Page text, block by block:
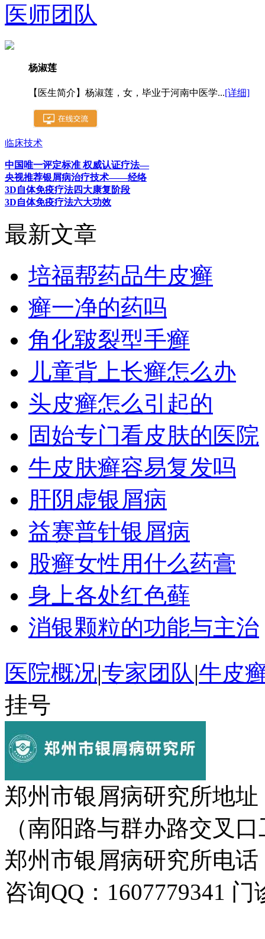
医师团队
杨淑莲
【医生简介】杨淑莲，女，毕业于河南中医学...[详细]
临床技术
中国唯一评定标准 权威认证疗法—
央视推荐银屑病治疗技术——经络
3D自体免疫疗法四大康复阶段
3D自体免疫疗法六大功效
最新文章
培福帮药品牛皮癣
癣一净的药吗
角化皲裂型手癣
儿童背上长癣怎么办
头皮癣怎么引起的
固始专门看皮肤的医院
牛皮肤癣容易复发吗
肝阴虚银屑病
益赛普针银屑病
股癣女性用什么药膏
身上各处红色藓
消银颗粒的功能与主治
医院概况|专家团队 |牛皮
挂号
郑州市银屑病研究所地
（南阳路与群办路交叉
郑州市银屑病研究所电话
咨询QQ：1607779341